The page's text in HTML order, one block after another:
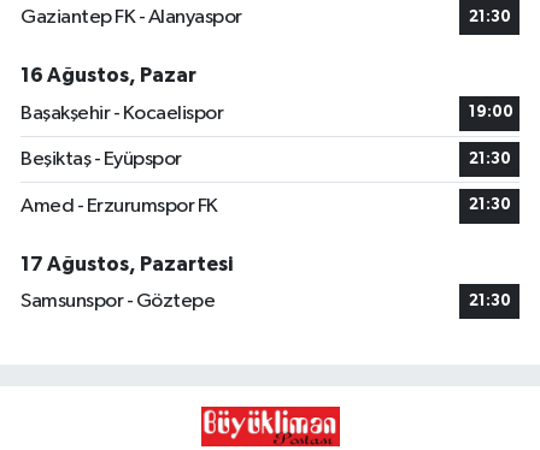
Gaziantep FK - Alanyaspor 21:30
16 Ağustos, Pazar
Başakşehir - Kocaelispor
19:00
Beşiktaş - Eyüpspor 21:30
Amed - Erzurumspor FK 21:30
17 Ağustos, Pazartesi
Samsunspor - Göztepe
21:30